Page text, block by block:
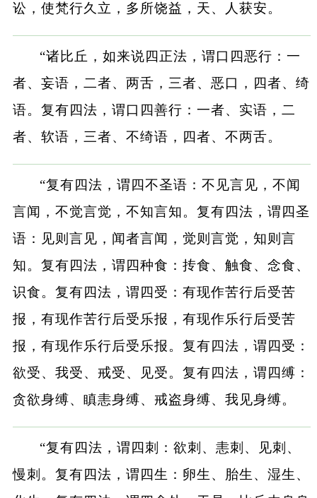
讼，使梵行久立，多所饶益，天、人获安。
“诸比丘，如来说四正法，谓口四恶行：一
者、妄语，二者、两舌，三者、恶口，四者、绮
语。复有四法，谓口四善行：一者、实语，二
者、软语，三者、不绮语，四者、不两舌。
“复有四法，谓四不圣语：不见言见，不闻
言闻，不觉言觉，不知言知。复有四法，谓四圣
语：见则言见，闻者言闻，觉则言觉，知则言
知。复有四法，谓四种食：抟食、触食、念食、
识食。复有四法，谓四受：有现作苦行后受苦
报，有现作苦行后受乐报，有现作乐行后受苦
报，有现作乐行后受乐报。复有四法，谓四受：
欲受、我受、戒受、见受。复有四法，谓四缚：
贪欲身缚、瞋恚身缚、戒盗身缚、我见身缚。
“复有四法，谓四刺：欲刺、恚刺、见刺、
慢刺。复有四法，谓四生：卵生、胎生、湿生、